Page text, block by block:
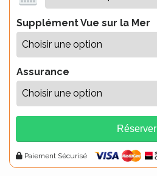
Supplément Vue sur la Mer
Assurance
Réserver
Paiement Sécurisé